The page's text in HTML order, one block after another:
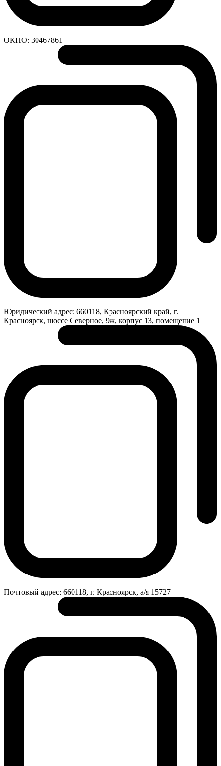
ОКПО: 30467861
Юридический адрес: 660118, Красноярский край, г.
Красноярск, шоссе Северное, 9ж, корпус 13, помещение 1
Почтовый адрес: 660118, г. Красноярск, а/я 15727